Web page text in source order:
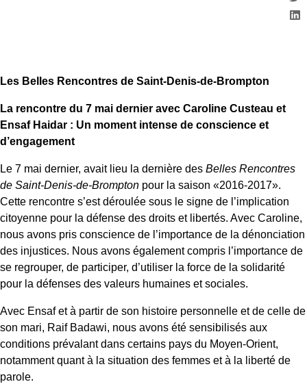
Les Belles Rencontres de Saint-Denis-de-Brompton
La rencontre du 7 mai dernier avec Caroline Custeau et
Ensaf Haidar : Un moment intense de conscience et
d’engagement
Le 7 mai dernier, avait lieu la dernière des Belles Rencontres
de Saint-Denis-de-Brompton pour la saison «2016-2017».
Cette rencontre s’est déroulée sous le signe de l’implication
citoyenne pour la défense des droits et libertés. Avec Caroline,
nous avons pris conscience de l’importance de la dénonciation
des injustices. Nous avons également compris l’importance de
se regrouper, de participer, d’utiliser la force de la solidarité
pour la défenses des valeurs humaines et sociales.
Avec Ensaf et à partir de son histoire personnelle et de celle de
son mari, Raif Badawi, nous avons été sensibilisés aux
conditions prévalant dans certains pays du Moyen-Orient,
notamment quant à la situation des femmes et à la liberté de
parole.